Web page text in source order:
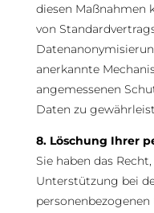
diesen Maßnahmen
von
anerkannte
angemessenen
Daten zu
8. Löschung Ihrer
Sie haben das
Unterstützung bei